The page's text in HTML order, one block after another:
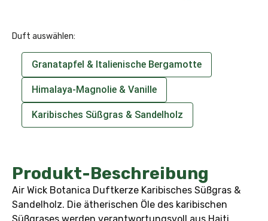
Duft auswählen:
Granatapfel & Italienische Bergamotte
Himalaya-Magnolie & Vanille
Karibisches Süßgras & Sandelholz
Produkt-Beschreibung
Air Wick Botanica Duftkerze Karibisches Süßgras &
Sandelholz. Die ätherischen Öle des karibischen